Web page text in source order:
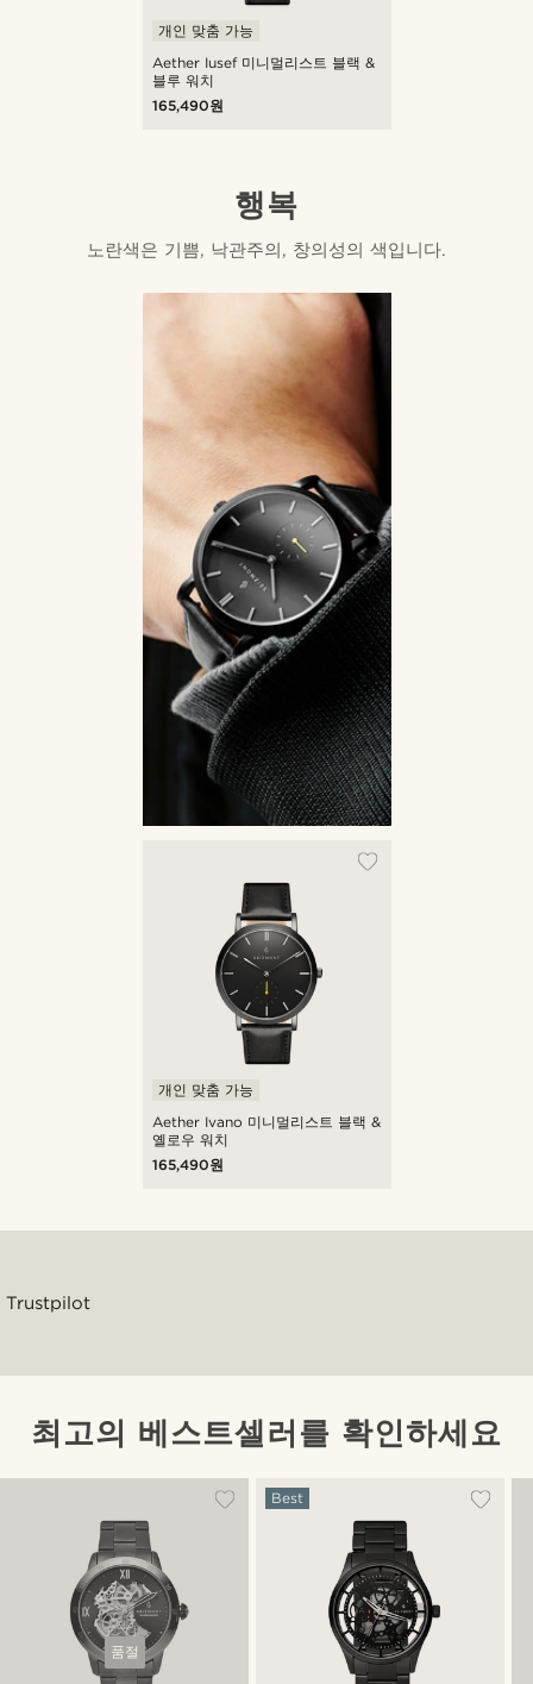
Aether Iusef 미니멀리스트 블랙 &
블루 워치
개인 맞춤 가능
165,490원
행복
노란색은 기쁨, 낙관주의, 창의성의 색입니다.
Aether Ivano 미니멀리스트 블랙 &
옐로우 워치
개인 맞춤 가능
165,490원
Trustpilot
최고의 베스트셀러를 확인하세요
품절
Best